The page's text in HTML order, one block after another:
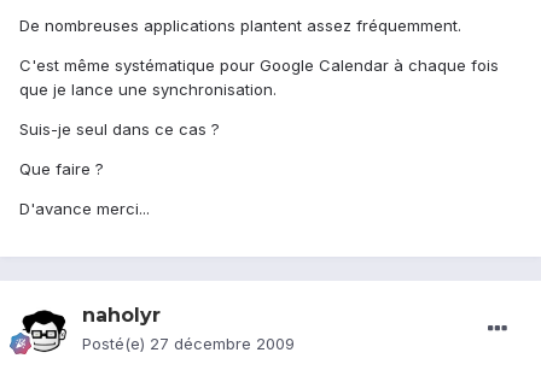
De nombreuses applications plantent assez fréquemment.
C'est même systématique pour Google Calendar à chaque fois
que je lance une synchronisation.
Suis-je seul dans ce cas ?
Que faire ?
D'avance merci...
naholyr
Posté(e) 27 décembre 2009